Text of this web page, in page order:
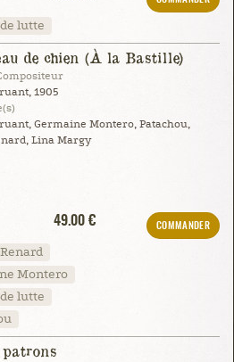
lutte
de chien (À la Bastille)
1905
Germaine Montero, Patachou,
Lina Margy
49.00 €
COMMANDER
Montero
lutte
patrons